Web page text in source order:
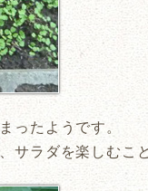
ったようです。
サラダを楽しむこ